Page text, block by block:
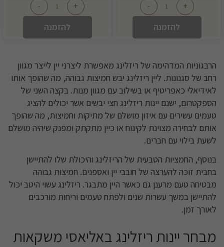
+
-
להזמנה
+
-
להזמנה
הרבגוניות המדהימה של ריזלינג מאפשרת ליצרני יין לייצר מגוון
רחב של סגנונות. ליין ריזלינג יבש חמיצות גבוהה, מה שהופך אותו
לאידיאלי כאפריטיף או בשילוב עם מגוון מנות. בקצה השני של
הספקטרום, ישנם יינות ריזלינג חצי יבשים אשר יכולים להציג
טעמים עשירים עם איזון מושלם של מתיקות וחמיצות, מה שהופך
אותם לבחירה מצוינת לקינוח או כיין מתקתק ומפנק שיהיה מושלם
לשעת בילוי עם חברים.
בנוסף, החמציות הטבעית של הריזלינג והיכולת שלו להתיישן
בחבית זוכה להערצה של חובבי יין ואספנים. חמיצות גבוהה
מבטיחה טעם מרענן גם כאשר היין מתבגר. ריזלינג עשוי היטב יכול
להתיישן במשך עשרות שנים ולפתח טעמים וריחות מורכבים
לאורך זמן.
מבחר יינות ריזלינג באליאסי משקאות